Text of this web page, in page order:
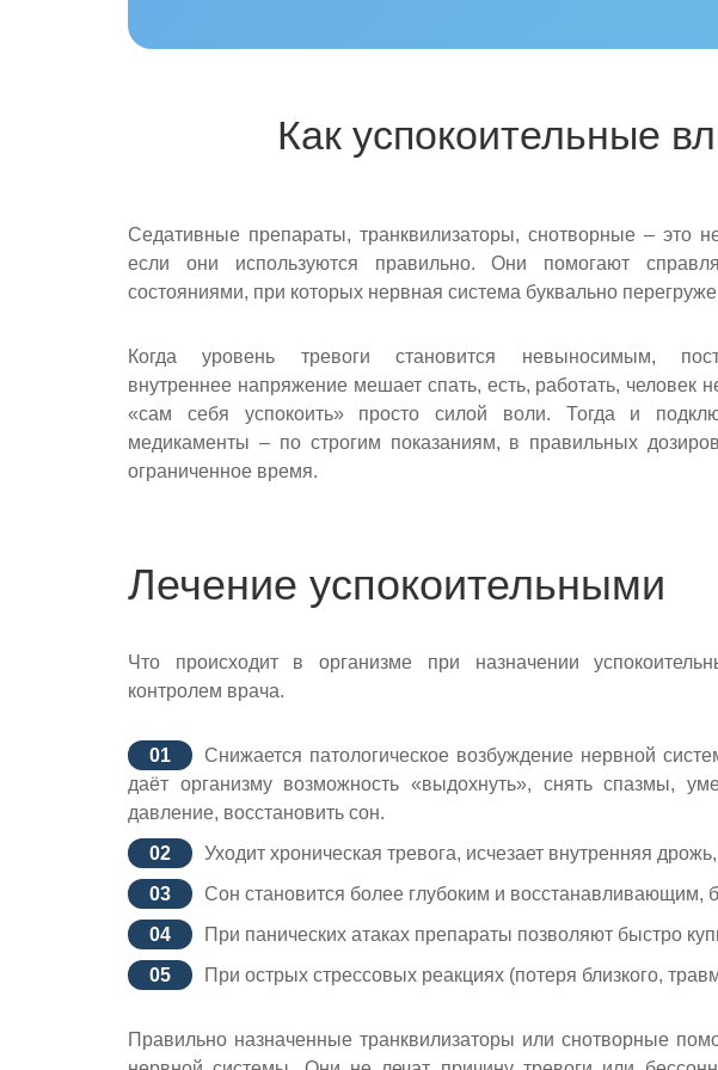
Как успокоительные
Седативные препараты, транквилизаторы, снотворные – это
если они используются правильно. Они помогают
состояниями, при которых нервная система буквально
Когда уровень тревоги становится невыносимым,
внутреннее напряжение мешает спать, есть, работать, человек
«сам себя успокоить» просто силой воли. Тогда и
медикаменты – по строгим показаниям, в правильных
ограниченное время.
Лечение успокоительными
Что происходит в организме при назначении
контролем врача.
Снижается патологическое возбуждение нервной
даёт организму возможность «выдохнуть», снять спазмы,
давление, восстановить сон.
Уходит хроническая тревога, исчезает внутренняя
Сон становится более глубоким и восстанавливающим,
При панических атаках препараты позволяют быстро
При острых стрессовых реакциях (потеря близкого,
Правильно назначенные транквилизаторы или снотворные